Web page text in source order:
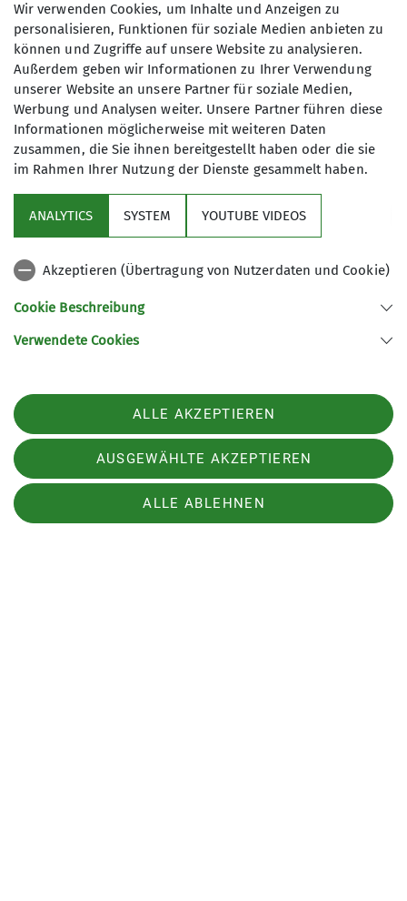
schon 15m hohe Wände.Die Boulder-Räume waren
ca. 200m² groß. Hier machten wir uns warm.
Anschließend durften wir an „nur“ 10m hohen
Wänden vorsteigen und klettern. Im
Untergeschoss gab es einen tollen Kletterladen.
Zum krönenden Abschluss durften alle an die 15m
hohen Kunstfelswände. Obwohl ca. 100 Leute da
waren, konnten wir immer klettern. Über 1600m²
Kletterfläche reichte locker für alle. Jetzt würdet
ihr wohl gerne wissen, wo wir waren? Hm, ich sags
Radolfszeller Kletterzentrum, dem ehemaligen
Wir verwenden Cookies, um Inhalte und Anzeigen zu
personalisieren, Funktionen für soziale Medien anbieten zu
können und Zugriffe auf unsere Website zu analysieren.
Außerdem geben wir Informationen zu Ihrer Verwendung
unserer Website an unsere Partner für soziale Medien,
Werbung und Analysen weiter. Unsere Partner führen diese
Informationen möglicherweise mit weiteren Daten
zusammen, die Sie ihnen bereitgestellt haben oder die sie
im Rahmen Ihrer Nutzung der Dienste gesammelt haben.
ANALYTICS SYSTEM YOUTUBE VIDEOS
Akzeptieren (Übertragung von Nutzerdaten und Cookie)
Cookie Beschreibung
Verwendete Cookies
ALLE AKZEPTIEREN
AUSGEWÄHLTE AKZEPTIEREN
ALLE ABLEHNEN